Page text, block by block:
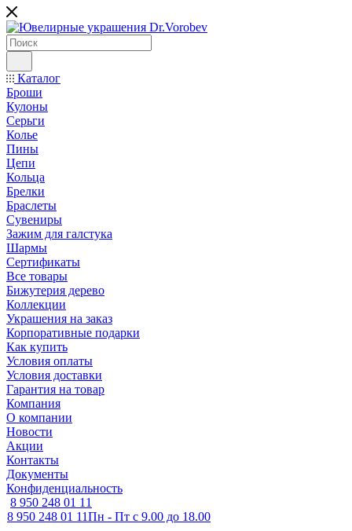
Каталог
Броши
Кулоны
Серьги
Колье
Пины
Цепи
Кольца
Брелки
Браслеты
Сувениры
Зажим для галстука
Шармы
Сертификаты
Все товары
Бижутерия дерево
Коллекции
Украшения на заказ
Корпоративные подарки
Как купить
Условия оплаты
Условия доставки
Гарантия на товар
Компания
О компании
Новости
Акции
Контакты
Документы
Конфиденциальность
8 950 248 01 11
8 950 248 01 11Пн - Пт с 9.00 до 18.00